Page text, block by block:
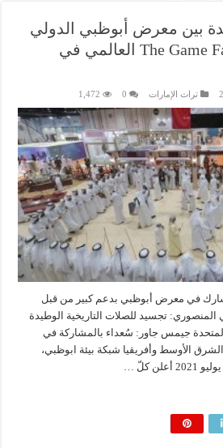
بين معرض أبوظبي الدولي
للصيد ومهرجان The Game Fair العالمي في
تراث الإمارات 0
1,472
تُشارك في معرض أبوظبي بدعم كبير من قبل
المنصوري: تجسيد للصلات التاريخية الوطيدة
المتحدة جيمس جاور: سُعداء بالمشاركة في
الأوسط وأفريقيا شبكة بيئة ابوظبي،